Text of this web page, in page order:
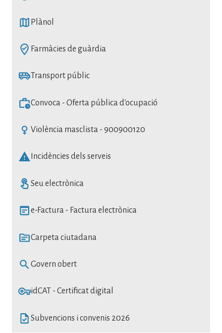
SVGPlànol
SVGFarmàcies de guàrdia
SVGTransport públic
SVGConvoca - Oferta pública d'ocupació
SVGViolència masclista - 900900120
SVG Incidències dels serveis
SVGSeu electrònica
SVGe-Factura - Factura electrònica
SVGCarpeta ciutadana
SVGGovern obert
SVGidCAT - Certificat digital
SVGSubvencions i convenis 2026